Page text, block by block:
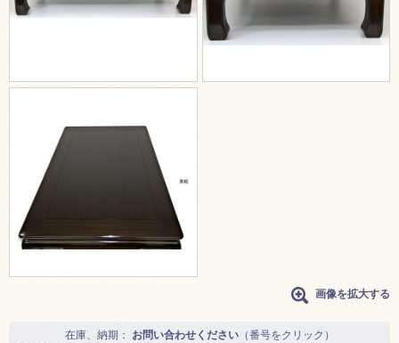
画像を拡大する
在庫、納期： お問い合わせください（番号をクリック）